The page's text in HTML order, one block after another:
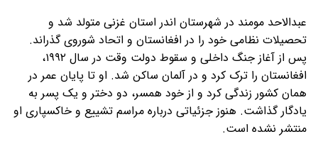
عبدالاحد مومند در شهرستان اندر استان غزنی متولد شد و
تحصیلات نظامی خود را در افغانستان و اتحاد شوروی گذراند.
پس از آغاز جنگ داخلی و سقوط دولت وقت در سال ۱۹۹۲،
افغانستان را ترک کرد و در آلمان ساکن شد. او تا پایان عمر در
همان کشور زندگی کرد و از خود همسر، دو دختر و یک پسر به
یادگار گذاشت. هنوز جزئیاتی درباره مراسم تشییع و خاکسپاری او
منتشر نشده است.